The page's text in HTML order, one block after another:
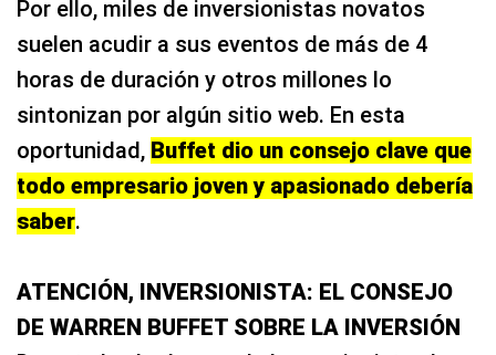
Por ello, miles de inversionistas novatos
suelen acudir a sus eventos de más de 4
horas de duración y otros millones lo
sintonizan por algún sitio web. En esta
oportunidad, Buffet dio un consejo clave que
todo empresario joven y apasionado debería
saber.
ATENCIÓN, INVERSIONISTA: EL CONSEJO
DE WARREN BUFFET SOBRE LA INVERSIÓN